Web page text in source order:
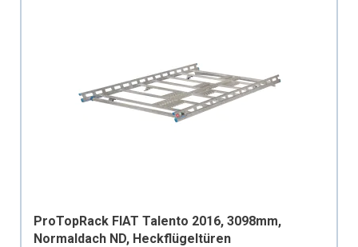
ProTopRack FIAT Talento 2016, 3098mm,
Normaldach ND, Heckflügeltüren